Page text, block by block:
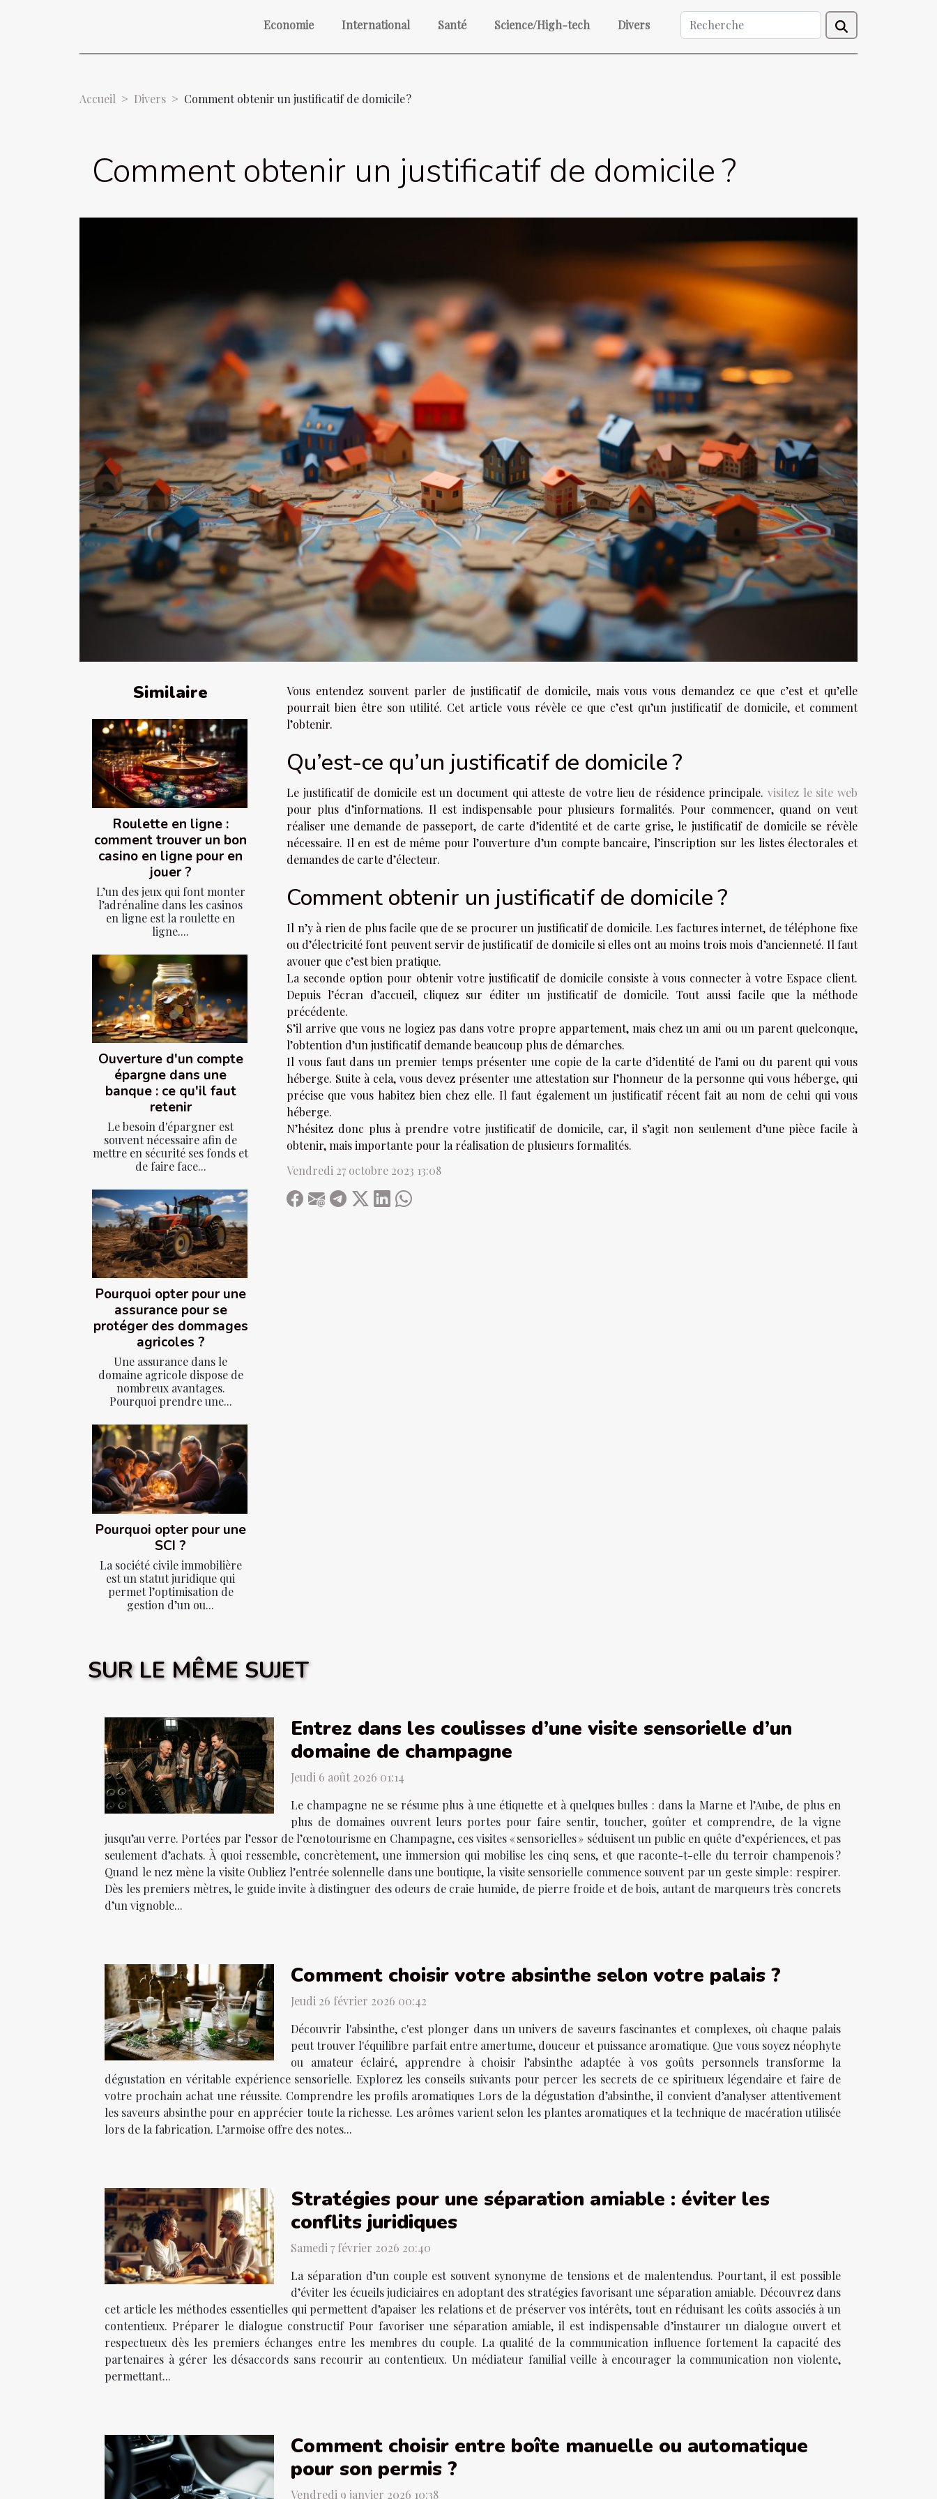
Economie International Santé Science/High-tech Divers
Accueil Divers Comment obtenir un justificatif de domicile ?
Comment obtenir un justificatif de domicile ?
Similaire
Roulette en ligne :
comment trouver un bon
casino en ligne pour en
jouer ?
L’un des jeux qui font monter
l’adrénaline dans les casinos
en ligne est la roulette en
ligne....
Ouverture d'un compte
épargne dans une
banque : ce qu'il faut
retenir
Le besoin d'épargner est
souvent nécessaire afin de
mettre en sécurité ses fonds et
de faire face...
Pourquoi opter pour une
assurance pour se
protéger des dommages
agricoles ?
Une assurance dans le
domaine agricole dispose de
nombreux avantages.
Pourquoi prendre une...
Pourquoi opter pour une
SCI ?
La société civile immobilière
est un statut juridique qui
permet l’optimisation de
gestion d’un ou...
Vous entendez souvent parler de justificatif de domicile, mais vous vous demandez ce que c’est et qu’elle
pourrait bien être son utilité. Cet article vous révèle ce que c’est qu’un justificatif de domicile, et comment
l’obtenir.
Qu’est-ce qu’un justificatif de domicile ?
Le justificatif de domicile est un document qui atteste de votre lieu de résidence principale. visitez le site web
pour plus d’informations. Il est indispensable pour plusieurs formalités. Pour commencer, quand on veut
réaliser une demande de passeport, de carte d’identité et de carte grise, le justificatif de domicile se révèle
nécessaire. Il en est de même pour l’ouverture d’un compte bancaire, l’inscription sur les listes électorales et
demandes de carte d’électeur.
Comment obtenir un justificatif de domicile ?
Il n’y à rien de plus facile que de se procurer un justificatif de domicile. Les factures internet, de téléphone fixe
ou d’électricité font peuvent servir de justificatif de domicile si elles ont au moins trois mois d’ancienneté. Il faut
avouer que c’est bien pratique.
La seconde option pour obtenir votre justificatif de domicile consiste à vous connecter à votre Espace client.
Depuis l’écran d’accueil, cliquez sur éditer un justificatif de domicile. Tout aussi facile que la méthode
précédente.
S’il arrive que vous ne logiez pas dans votre propre appartement, mais chez un ami ou un parent quelconque,
l’obtention d’un justificatif demande beaucoup plus de démarches.
Il vous faut dans un premier temps présenter une copie de la carte d’identité de l’ami ou du parent qui vous
héberge. Suite à cela, vous devez présenter une attestation sur l’honneur de la personne qui vous héberge, qui
précise que vous habitez bien chez elle. Il faut également un justificatif récent fait au nom de celui qui vous
héberge.
N’hésitez donc plus à prendre votre justificatif de domicile, car, il s’agit non seulement d’une pièce facile à
obtenir, mais importante pour la réalisation de plusieurs formalités.
Vendredi 27 octobre 2023 13:08
SUR LE MÊME SUJET
Entrez dans les coulisses d’une visite sensorielle d’un
domaine de champagne
Jeudi 6 août 2026 01:14
Le champagne ne se résume plus à une étiquette et à quelques bulles : dans la Marne et l’Aube, de plus en
plus de domaines ouvrent leurs portes pour faire sentir, toucher, goûter et comprendre, de la vigne
jusqu’au verre. Portées par l’essor de l’œnotourisme en Champagne, ces visites « sensorielles » séduisent un public en quête d’expériences, et pas
seulement d’achats. À quoi ressemble, concrètement, une immersion qui mobilise les cinq sens, et que raconte-t-elle du terroir champenois ?
Quand le nez mène la visite Oubliez l’entrée solennelle dans une boutique, la visite sensorielle commence souvent par un geste simple : respirer.
Dès les premiers mètres, le guide invite à distinguer des odeurs de craie humide, de pierre froide et de bois, autant de marqueurs très concrets
d’un vignoble...
Comment choisir votre absinthe selon votre palais ?
Jeudi 26 février 2026 00:42
Découvrir l'absinthe, c'est plonger dans un univers de saveurs fascinantes et complexes, où chaque palais
peut trouver l'équilibre parfait entre amertume, douceur et puissance aromatique. Que vous soyez néophyte
ou amateur éclairé, apprendre à choisir l’absinthe adaptée à vos goûts personnels transforme la
dégustation en véritable expérience sensorielle. Explorez les conseils suivants pour percer les secrets de ce spiritueux légendaire et faire de
votre prochain achat une réussite. Comprendre les profils aromatiques Lors de la dégustation d’absinthe, il convient d’analyser attentivement
les saveurs absinthe pour en apprécier toute la richesse. Les arômes varient selon les plantes aromatiques et la technique de macération utilisée
lors de la fabrication. L’armoise offre des notes...
Stratégies pour une séparation amiable : éviter les
conflits juridiques
Samedi 7 février 2026 20:40
La séparation d’un couple est souvent synonyme de tensions et de malentendus. Pourtant, il est possible
d’éviter les écueils judiciaires en adoptant des stratégies favorisant une séparation amiable. Découvrez dans
cet article les méthodes essentielles qui permettent d’apaiser les relations et de préserver vos intérêts, tout en réduisant les coûts associés à un
contentieux. Préparer le dialogue constructif Pour favoriser une séparation amiable, il est indispensable d’instaurer un dialogue ouvert et
respectueux dès les premiers échanges entre les membres du couple. La qualité de la communication influence fortement la capacité des
partenaires à gérer les désaccords sans recourir au contentieux. Un médiateur familial veille à encourager la communication non violente,
permettant...
Comment choisir entre boîte manuelle ou automatique
pour son permis ?
Vendredi 9 janvier 2026 10:38